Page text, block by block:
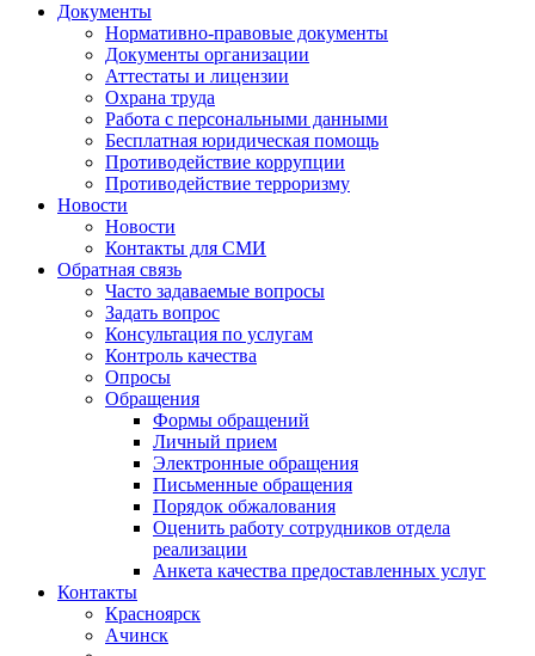
Документы
Нормативно-правовые документы
Документы организации
Аттестаты и лицензии
Охрана труда
Работа с персональными данными
Бесплатная юридическая помощь
Противодействие коррупции
Противодействие терроризму
Новости
Новости
Контакты для СМИ
Обратная связь
Часто задаваемые вопросы
Задать вопрос
Консультация по услугам
Контроль качества
Опросы
Обращения
Формы обращений
Личный прием
Электронные обращения
Письменные обращения
Порядок обжалования
Оценить работу сотрудников отдела
реализации
Анкета качества предоставленных услуг
Контакты
Красноярск
Ачинск